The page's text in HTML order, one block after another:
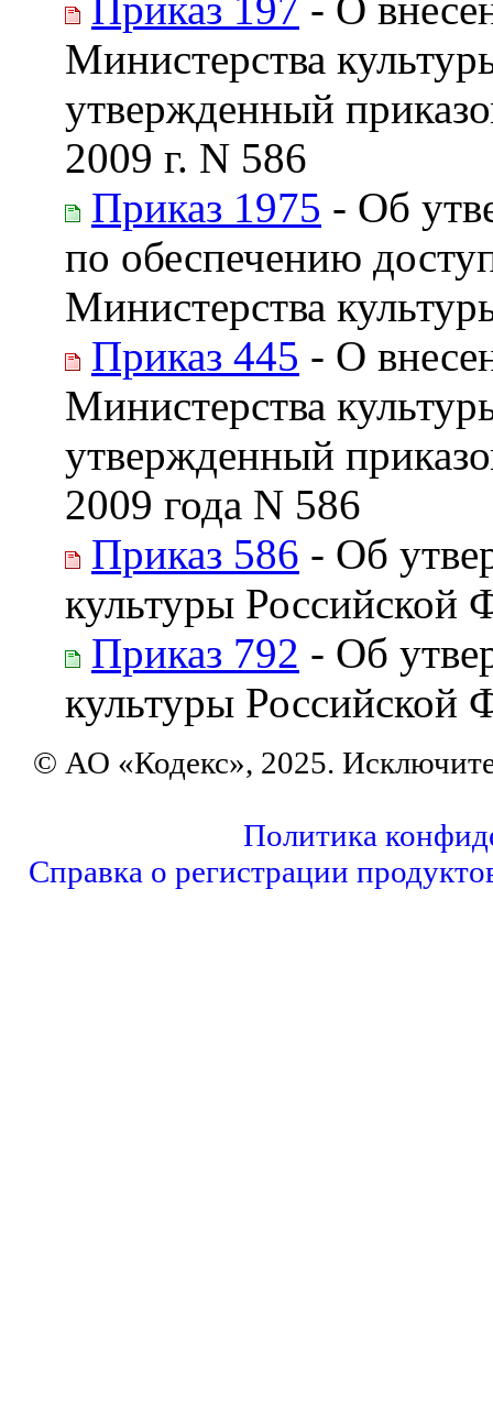
Министерства
утвержденный
2009 г. N 586
Приказ 1975 - Об
по обеспечению
Министерства
Приказ 445 - О
Министерства
утвержденный
2009 года N 586
Приказ 586 - Об
культуры Российской
Приказ 792 - Об
культуры Российской
© АО «Кодекс», 2025.
Политика
Справка о регистрации